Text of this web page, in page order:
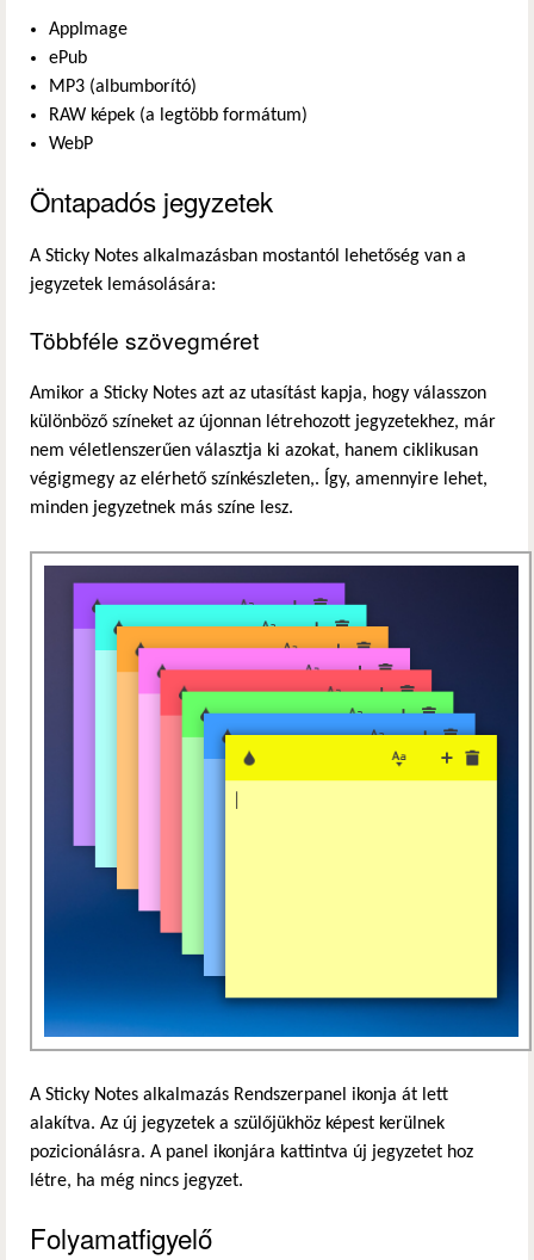
AppImage
ePub
MP3 (albumborító)
RAW képek (a legtöbb formátum)
WebP
Öntapadós jegyzetek
A Sticky Notes alkalmazásban mostantól lehetőség van a
jegyzetek lemásolására:
Többféle szövegméret
Amikor a Sticky Notes azt az utasítást kapja, hogy válasszon
különböző színeket az újonnan létrehozott jegyzetekhez, már
nem véletlenszerűen választja ki azokat, hanem ciklikusan
végigmegy az elérhető színkészleten,. Így, amennyire lehet,
minden jegyzetnek más színe lesz.
A Sticky Notes alkalmazás Rendszerpanel ikonja át lett
alakítva. Az új jegyzetek a szülőjükhöz képest kerülnek
pozicionálásra. A panel ikonjára kattintva új jegyzetet hoz
létre, ha még nincs jegyzet.
Folyamatfigyelő